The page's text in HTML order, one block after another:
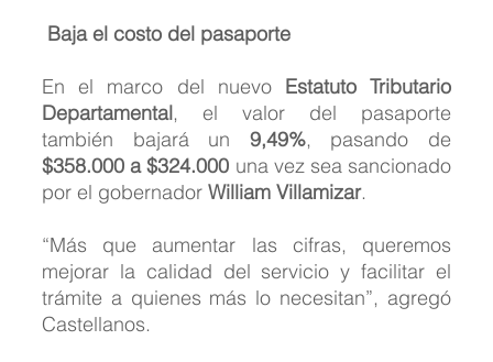
Baja el costo del pasaporte
En el marco del nuevo Estatuto Tributario
Departamental, el valor del pasaporte
también bajará un 9,49%
$358.000 a $324.000 una vez sea sancionado
por el gobernador William Villamizar.
“Más que aumentar las cifras, queremos
mejorar la calidad del servicio y facilitar el
trámite a quienes más lo necesitan”, agregó
Castellanos.